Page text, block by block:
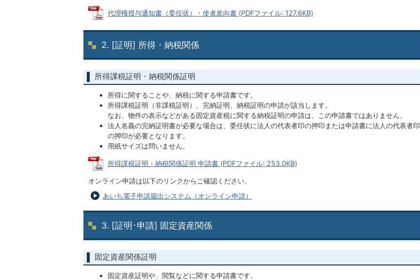
代理権授与通知書（委任状）・使者差向書 (PDFファイル: 127.6KB)
2. [証明] 所得・納税関係
所得課税証明・納税関係証明
所得に関することや、納税に関する申請書です。
所得課税証明（非課税証明）、完納証明、納税証明の申請が該当します。
なお、物件の表示などがある固定資産税に関する納税証明の申請は、この申請書ではありません。
法人名義の完納証明書が必要な場合は、委任状に法人の代表者印の押印または申請書に法人の代表者印
の押印が必要となります。
用紙サイズは問いません。
所得課税証明・納税関係証明 申請書 (PDFファイル: 253.0KB)
オンライン申請は以下のリンクからご確認ください。
あいち電子申請届出システム（オンライン申請）
3. [証明･申請] 固定資産関係
固定資産関係証明
固定資産証明や、閲覧などに関する申請書です。